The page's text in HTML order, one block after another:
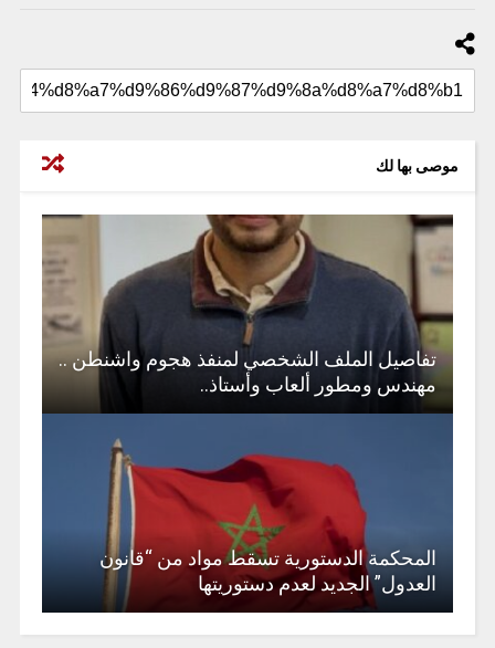
موصى بها لك
تفاصيل الملف الشخصي لمنفذ هجوم واشنطن ..
مهندس ومطور ألعاب وأستاذ..
المحكمة الدستورية تسقط مواد من “قانون
العدول” الجديد لعدم دستوريتها